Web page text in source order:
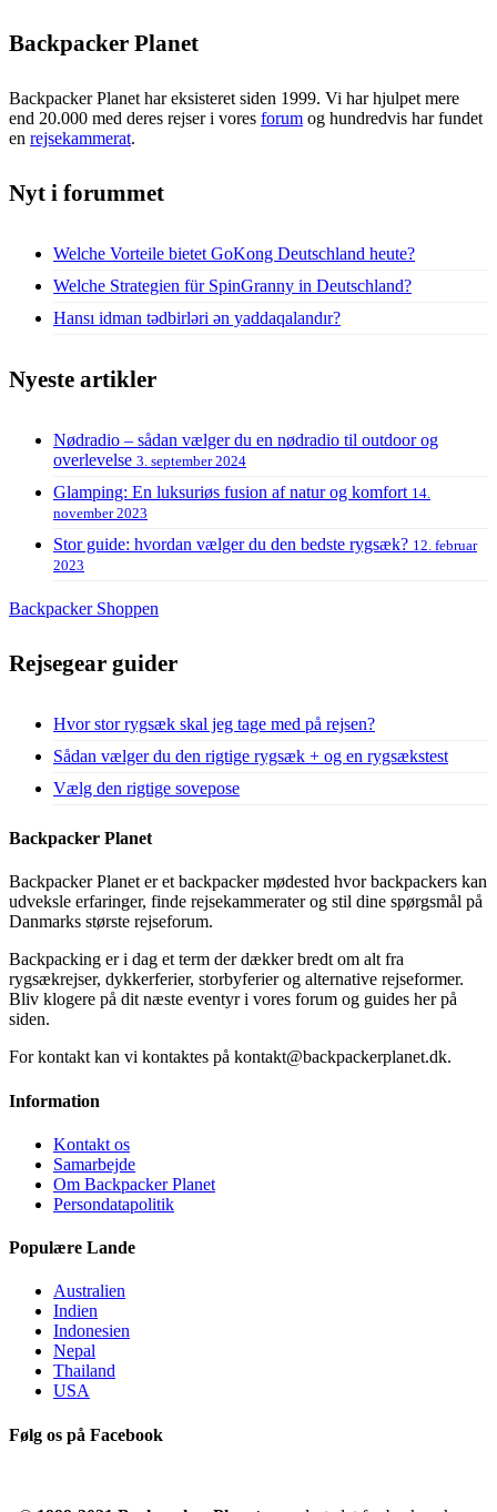
Backpacker Planet
Backpacker Planet har eksisteret siden 1999. Vi har hjulpet mere
end 20.000 med deres rejser i vores forum og hundredvis har fundet
en rejsekammerat.
Nyt i forummet
Welche Vorteile bietet GoKong Deutschland heute?
Welche Strategien für SpinGranny in Deutschland?
Hansı idman tədbirləri ən yaddaqalandır?
Nyeste artikler
Nødradio – sådan vælger du en nødradio til outdoor og
overlevelse 3. september 2024
Glamping: En luksuriøs fusion af natur og komfort 14.
november 2023
Stor guide: hvordan vælger du den bedste rygsæk? 12. februar
2023
Backpacker Shoppen
Rejsegear guider
Hvor stor rygsæk skal jeg tage med på rejsen?
Sådan vælger du den rigtige rygsæk + og en rygsækstest
Vælg den rigtige sovepose
Backpacker Planet
Backpacker Planet er et backpacker mødested hvor backpackers kan
udveksle erfaringer, finde rejsekammerater og stil dine spørgsmål på
Danmarks største rejseforum.
Backpacking er i dag et term der dækker bredt om alt fra
rygsækrejser, dykkerferier, storbyferier og alternative rejseformer.
Bliv klogere på dit næste eventyr i vores forum og guides her på
siden.
For kontakt kan vi kontaktes på kontakt@backpackerplanet.dk.
Information
Kontakt os
Samarbejde
Om Backpacker Planet
Persondatapolitik
Populære Lande
Australien
Indien
Indonesien
Nepal
Thailand
USA
Følg os på Facebook